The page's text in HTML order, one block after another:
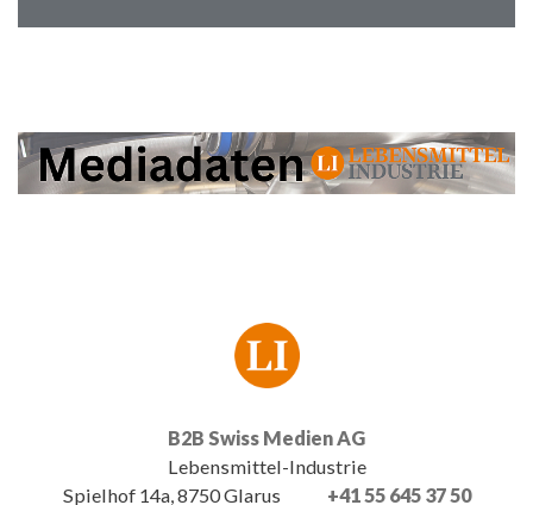
B2B Swiss Medien AG
Lebensmittel-Industrie
Spielhof 14a, 8750 Glarus
+41 55 645 37 50